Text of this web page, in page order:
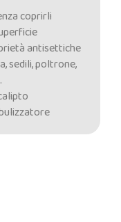
coprirli
antisettiche
sedili, poltrone,